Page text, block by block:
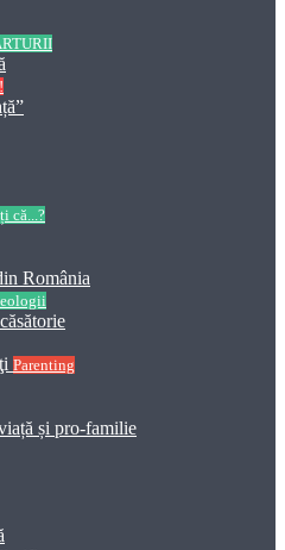
că...?
România
Parenting
și pro-familie